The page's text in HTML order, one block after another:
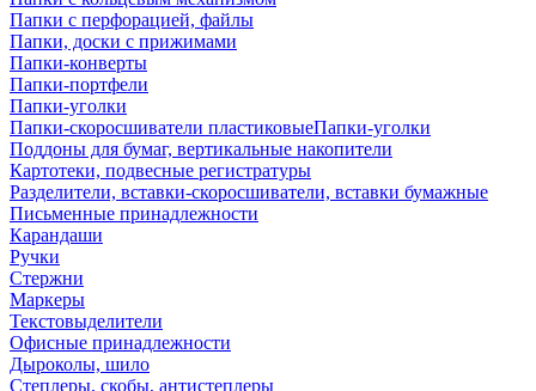
Папки с перфорацией, файлы
Папки, доски с прижимами
Папки-конверты
Папки-портфели
Папки-уголки
Папки-скоросшиватели пластиковыеПапки-уголки
Поддоны для бумаг, вертикальные накопители
Картотеки, подвесные регистратуры
Разделители, вставки-скоросшиватели, вставки бумажные
Письменные принадлежности
Карандаши
Ручки
Стержни
Маркеры
Текстовыделители
Офисные принадлежности
Дыроколы, шило
Степлеры, скобы, антистеплеры